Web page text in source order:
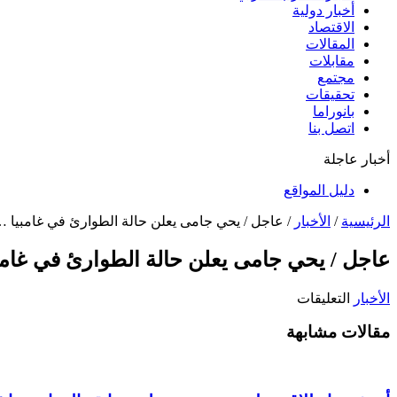
أخبار دولية
الاقتصاد
المقالات
مقابلات
مجتمع
تحقيقات
بانوراما
اتصل بنا
أخبار عاجلة
دليل المواقع
الرئيسية / الأخبار / عاجل / يحي جامى يعلن حالة الطوارئ في غامبيا
عاجل / يحي جامى يعلن حالة الطوارئ في
الأخبار التعليقات
/
مقالات مشابهة